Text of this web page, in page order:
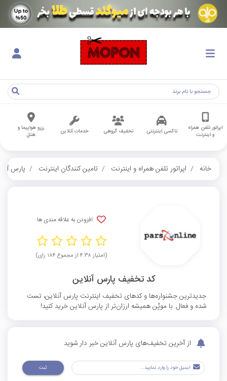
اپراتور تلفن همراه
و اینترنت
تاکسی اینترنتی تخفیف گروهی خدمات آنلاین
رزرو هواپیما و
هتل
خانه اپراتور تلفن همراه و اینترنت تامین کنندگان اینترنت پارس
افزودن به علاقه مندی ها
(امتیاز ۴.۳۸ از مجموع ۱۸۴ رای)
کد تخفیف پارس آنلاین
جدیدترین جشنواره‌ها و کدهای تخفیف اینترنت پارس آنلاین، تست
شده و فعال. با موپُن همیشه ارزان‌تر از پارس آنلاین خرید کنید!
از آخرین تخفیف‌های پارس آنلاین خبر دار شوید
ثبت